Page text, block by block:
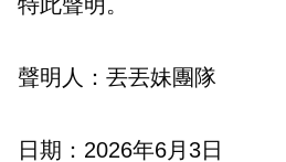
聲明人：丟丟妹團隊
日期：2026年6月3日